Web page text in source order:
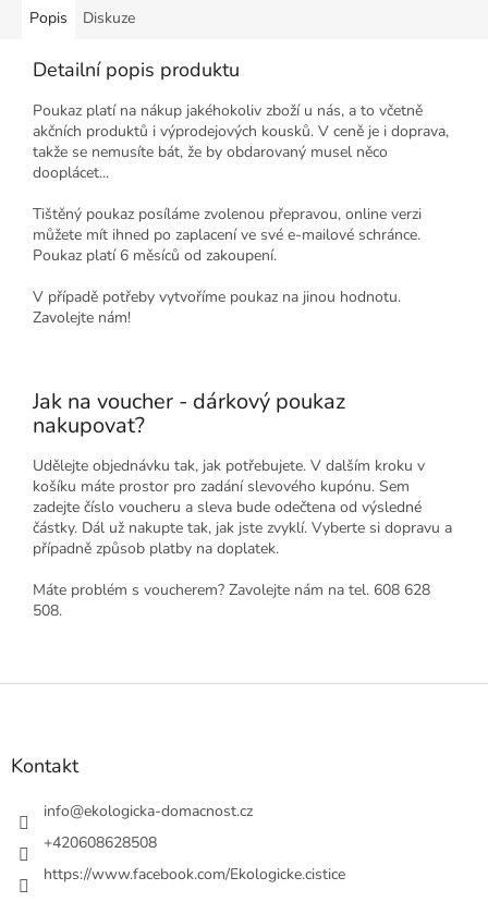
Popis Diskuze
Detailní popis produktu
Poukaz platí na nákup jakéhokoliv zboží u nás, a to včetně
akčních produktů i výprodejových kousků. V ceně je i doprava,
takže se nemusíte bát, že by obdarovaný musel něco
dooplácet...
Tištěný poukaz posíláme zvolenou přepravou, online verzi
můžete mít ihned po zaplacení ve své e-mailové schránce.
Poukaz platí 6 měsíců od zakoupení.
V případě potřeby vytvoříme poukaz na jinou hodnotu.
Zavolejte nám!
Jak na voucher - dárkový poukaz
nakupovat?
Udělejte objednávku tak, jak potřebujete. V dalším kroku v
košíku máte prostor pro zadání slevového kupónu. Sem
zadejte číslo voucheru a sleva bude odečtena od výsledné
částky. Dál už nakupte tak, jak jste zvyklí. Vyberte si dopravu a
případně způsob platby na doplatek.
Máte problém s voucherem? Zavolejte nám na tel. 608 628
508.
Z
Kontakt
info@ekologicka-domacnost.cz
+420608628508
https://www.facebook.com/Ekologicke.cistice